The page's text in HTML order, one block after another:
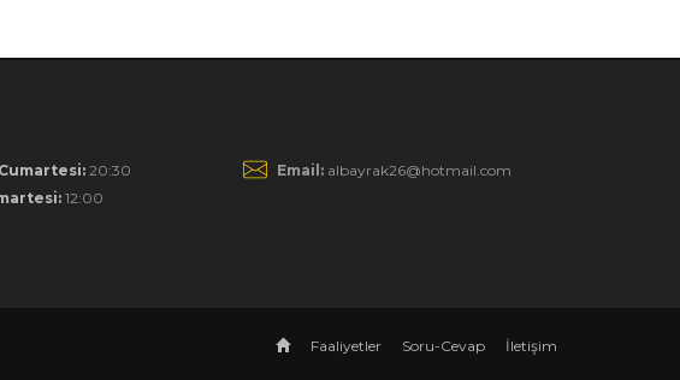
20:30
12:00
Email: albayrak26@hotmail.com
Faaliyetler Soru-Cevap İletişim